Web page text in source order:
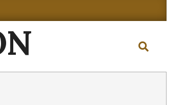
Search